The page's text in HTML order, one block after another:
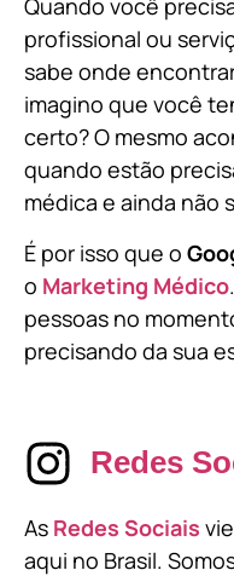
Quando você
profissional ou
sabe onde
imagino que você
certo? O mesmo
quando estão
médica e ainda não
É por isso que o
o Marketing Médico
pessoas no
precisando da sua
Redes
As Redes Sociais
aqui no Brasil.